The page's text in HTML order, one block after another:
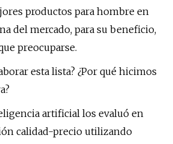
productos para hombre en
del mercado, para su beneficio,
preocuparse.
esta lista? ¿Por qué hicimos
artificial los evaluó en
calidad-precio utilizando